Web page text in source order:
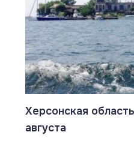
Херсонская
августа